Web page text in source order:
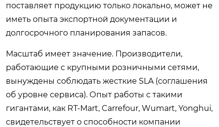
поставляет продукцию только локально, может не
иметь опыта экспортной документации и
долгосрочного планирования запасов.
Масштаб имеет значение. Производители,
работающие с крупными розничными сетями,
вынуждены соблюдать жесткие SLA (соглашения
об уровне сервиса). Опыт работы с такими
гигантами, как RT-Mart, Carrefour, Wumart, Yonghui,
свидетельствует о способности компании